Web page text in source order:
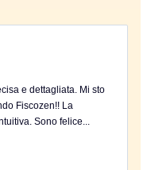
e dettagliata. Mi sto
Fiscozen!! La
Sono felice...